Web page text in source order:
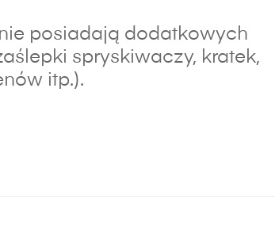
posiadają dodatkowych
spryskiwaczy, kratek,
itp.).